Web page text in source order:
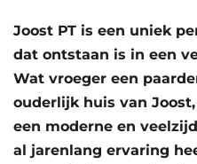
Joost PT is een uniek
dat ontstaan is in een
Wat vroeger een
ouderlijk huis van
een moderne en
al jarenlang ervaring